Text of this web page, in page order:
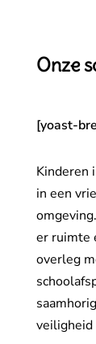
Onze
[yoast-
Kinderen
in een
er ruimte
overleg
veiligheid